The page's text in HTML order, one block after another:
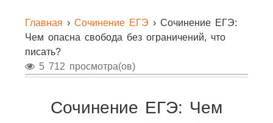
Главная › Сочинение ЕГЭ › Сочинение ЕГЭ:
Чем опасна свобода без ограничений, что
писать?
5 712 просмотра(ов)
Сочинение ЕГЭ: Чем